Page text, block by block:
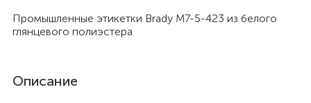
Промышленные этикетки Brady M7-5-423 из белого
глянцевого полиэстера
Описание